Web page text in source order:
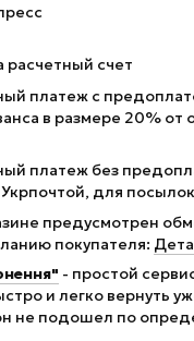
расчетный счет
платеж с
в размере 20%
платеж без
для посылок
предусмотрен
покупателя:
- простой
и легко вернуть
не подошел по